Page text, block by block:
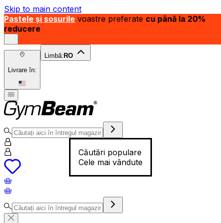
Skip to main content
Pastele și sosurile voastre preferate cu până la 20%
reducere
Livrare în:
Limbă: RO
Căutări populare
Cele mai vândute